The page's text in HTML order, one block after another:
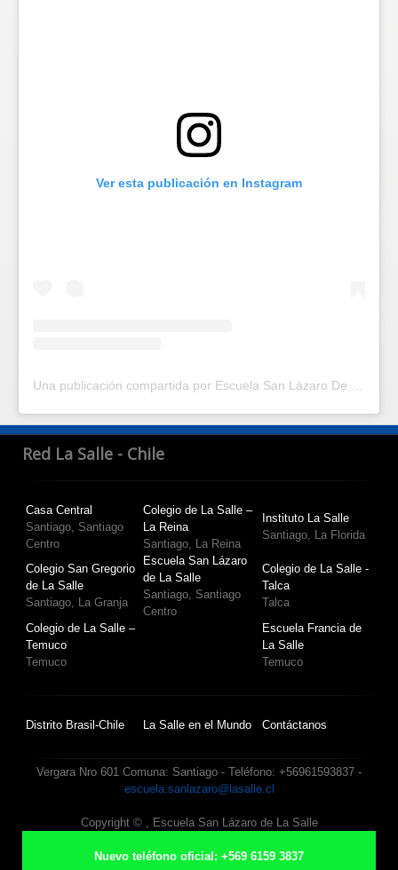
Ver esta publicación en Instagram
Red La Salle - Chile
Casa Central
Santiago, Santiago
Centro
Colegio de La Salle –
La Reina
Santiago, La Reina
Instituto La Salle
Santiago, La Florida
Colegio San Gregorio
de La Salle
Santiago, La Granja
Escuela San Lázaro
de La Salle
Santiago, Santiago
Centro
Colegio de La Salle -
Talca
Talca
Colegio de La Salle –
Temuco
Temuco
Escuela Francia de
La Salle
Temuco
Distrito Brasil-Chile La Salle en el Mundo Contáctanos
Vergara Nro 601 Comuna: Santiago - Teléfono: +56961593837 -
escuela.sanlazaro@lasalle.cl
Copyright © , Escuela San Lázaro de La Salle
Nuevo teléfono oficial: +569 6159 3837